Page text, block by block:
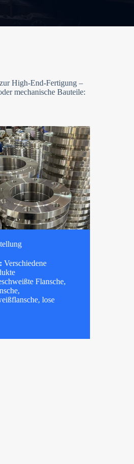
High-End-Fertigung –
mechanische Bauteile:
Verschiedene
Flansche,
lose